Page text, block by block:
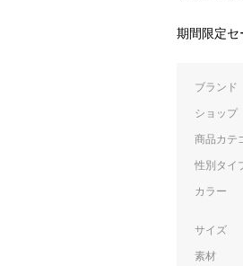
期間限定セ
ブランド
ショップ
商品カテ
性別タイ
カラー
サイズ
素材